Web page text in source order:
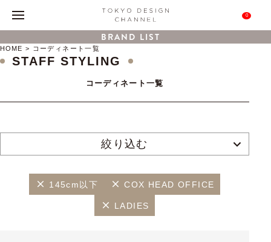
0
BRAND LIST
HOME コーディネート一覧
STAFF STYLING
コーディネート一覧
絞り込む
145cm以下 COX HEAD OFFICE
LADIES